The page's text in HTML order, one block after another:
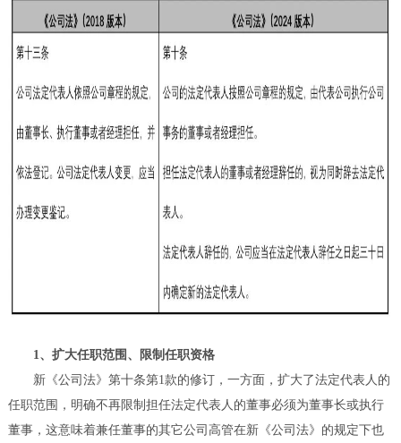
1、扩大任职范围、限制任职资格
新《公司法》第十条第1款的修订，一方面，扩大了法定代表人的
任职范围，明确不再限制担任法定代表人的董事必须为董事长或执行
董事，这意味着兼任董事的其它公司高管在新《公司法》的规定下也